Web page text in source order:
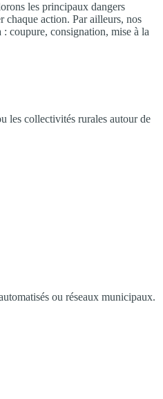
les principaux dangers
chaque action. Par ailleurs, nos
: coupure, consignation, mise à la
les collectivités rurales autour de
ou réseaux municipaux.